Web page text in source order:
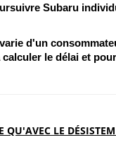
Subaru
d'un
le délai et
QU'AVEC LE